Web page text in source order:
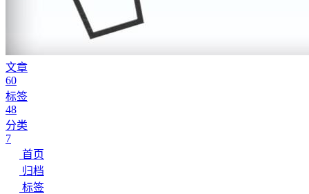
文章
60
标签
48
分类
7
首页
归档
标签